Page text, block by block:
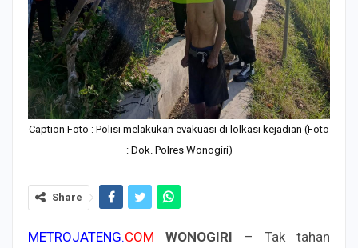
Caption Foto : Polisi melakukan evakuasi di lolkasi kejadian (Foto
: Dok. Polres Wonogiri)
Share
METROJATENG.COM WONOGIRI – Tak tahan